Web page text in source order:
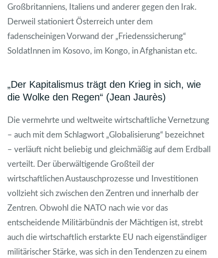
Großbritanniens, Italiens und anderer gegen den Irak.
Derweil stationiert Österreich unter dem
fadenscheinigen Vorwand der „Friedenssicherung“
SoldatInnen im Kosovo, im Kongo, in Afghanistan etc.
„Der Kapitalismus trägt den Krieg in sich, wie
die Wolke den Regen“ (Jean Jaurès)
Die vermehrte und weltweite wirtschaftliche Vernetzung
– auch mit dem Schlagwort „Globalisierung“ bezeichnet
– verläuft nicht beliebig und gleichmäßig auf dem Erdball
verteilt. Der überwältigende Großteil der
wirtschaftlichen Austauschprozesse und Investitionen
vollzieht sich zwischen den Zentren und innerhalb der
Zentren. Obwohl die NATO nach wie vor das
entscheidende Militärbündnis der Mächtigen ist, strebt
auch die wirtschaftlich erstarkte EU nach eigenständiger
militärischer Stärke, was sich in den Tendenzen zu einem